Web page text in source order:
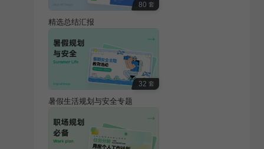
80 套
精选总结汇报
32 套
暑假生活规划与安全专题